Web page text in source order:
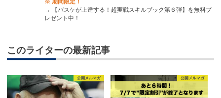
※ 期間限定！
→
【バスケが上達する！超実戦スキルブック第６弾】を無料プ
レゼント中！
このライターの最新記事
公開メルマガ 公開メルマガ